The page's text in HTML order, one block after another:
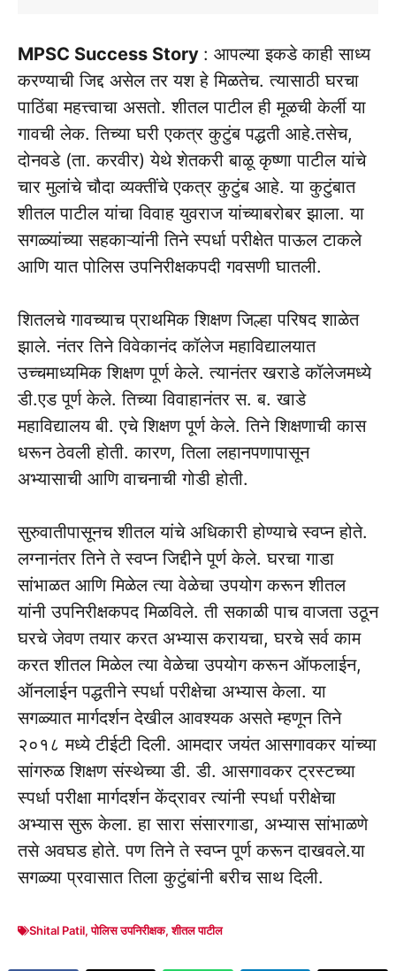
MPSC Success Story : आपल्या इकडे काही साध्य
करण्याची जिद्द असेल तर यश हे मिळतेच. त्यासाठी घरचा
पाठिंबा महत्त्वाचा असतो. शीतल पाटील ही मूळची केर्ली या
गावची लेक. तिच्या घरी एकत्र कुटुंब पद्धती आहे.तसेच,
दोनवडे (ता. करवीर) येथे शेतकरी बाळू कृष्णा पाटील यांचे
चार मुलांचे चौदा व्यक्तींचे एकत्र कुटुंब आहे. या कुटुंबात
शीतल पाटील यांचा विवाह युवराज यांच्याबरोबर झाला. या
सगळ्यांच्या सहकाऱ्यांनी तिने स्पर्धा परीक्षेत पाऊल टाकले
आणि यात पोलिस उपनिरीक्षकपदी गवसणी घातली.
शितलचे गावच्याच प्राथमिक शिक्षण जिल्हा परिषद शाळेत
झाले. नंतर तिने विवेकानंद कॉलेज महाविद्यालयात
उच्चमाध्यमिक शिक्षण पूर्ण केले. त्यानंतर खराडे कॉलेजमध्ये
डी.एड पूर्ण केले. तिच्या विवाहानंतर स. ब. खाडे
महाविद्यालय बी. एचे शिक्षण पूर्ण केले. तिने शिक्षणाची कास
धरून‌ ठेवली होती. कारण, तिला लहानपणापासून
अभ्यासाची आणि वाचनाची गोडी होती.
सुरुवातीपासूनच शीतल यांचे अधिकारी होण्याचे स्वप्न होते.
लग्नानंतर तिने ते स्वप्न जिद्दीने पूर्ण केले. घरचा गाडा
सांभाळत आणि मिळेल त्या वेळेचा उपयोग करून शीतल
यांनी उपनिरीक्षकपद मिळविले. ती सकाळी पाच वाजता उठून
घरचे जेवण तयार करत अभ्यास करायचा, घरचे सर्व काम
करत शीतल मिळेल त्या वेळेचा उपयोग करून ऑफलाईन,
ऑनलाईन पद्धतीने स्पर्धा परीक्षेचा अभ्यास केला. या
सगळ्यात मार्गदर्शन देखील आवश्यक असते म्हणून तिने
२०१८ मध्ये टीईटी दिली. आमदार जयंत आसगावकर यांच्या
सांगरुळ शिक्षण संस्थेच्या डी. डी. आसगावकर ट्रस्टच्या
स्पर्धा परीक्षा मार्गदर्शन केंद्रावर त्यांनी स्पर्धा परीक्षेचा
अभ्यास सुरू केला. हा सारा संसारगाडा, अभ्यास सांभाळणे
तसे अवघड होते. पण तिने ते स्वप्न पूर्ण करून दाखवले.या
सगळ्या प्रवासात तिला कुटुंबांनी बरीच साथ दिली.
Shital Patil,पोलिस उपनिरीक्षक,शीतल पाटील